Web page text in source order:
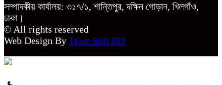
সম্পাদকীয় কার্যালয়: ৩১৭/১, শান্তিপুর, দক্ষিন গোড়ান, খিলগাঁও,
ঢাকা।
© All rights reserved
Web Design By Trust Soft BD